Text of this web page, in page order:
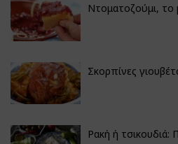
Ντοματοζούμι, το
Σκορπίνες
Ρακή ή τσικουδιά: